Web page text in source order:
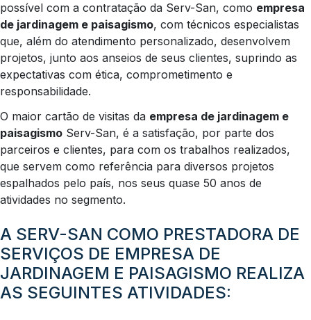
possível com a contratação da Serv-San, como empresa
de jardinagem e paisagismo, com técnicos especialistas
que, além do atendimento personalizado, desenvolvem
projetos, junto aos anseios de seus clientes, suprindo as
expectativas com ética, comprometimento e
responsabilidade.
O maior cartão de visitas da empresa de jardinagem e
paisagismo Serv-San, é a satisfação, por parte dos
parceiros e clientes, para com os trabalhos realizados,
que servem como referência para diversos projetos
espalhados pelo país, nos seus quase 50 anos de
atividades no segmento.
A SERV-SAN COMO PRESTADORA DE
SERVIÇOS DE EMPRESA DE
JARDINAGEM E PAISAGISMO REALIZA
AS SEGUINTES ATIVIDADES: